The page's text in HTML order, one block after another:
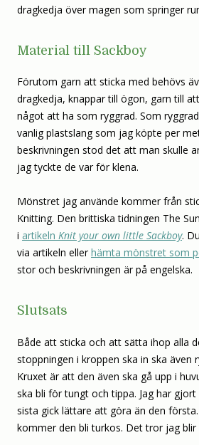
dragkedja över magen som springer
Material till Sackboy
Förutom garn att sticka med behövs
dragkedja, knappar till ögon, garn till
något att ha som ryggrad. Som
vanlig plastslang som jag köpte per
beskrivningen stod det att man skulle
jag tyckte de var för klena.
Mönstret jag använde kommer från
Knitting. Den brittiska tidningen The
i artikeln Knit your own little Sackboy.
via artikeln ellerhämta mönstret som
stor och beskrivningen är på engelska.
Slutsats
Både att sticka och att sätta ihop alla
stoppningen i kroppen ska in ska även
Kruxet är att den även ska gå upp i
ska bli för tungt och tippa. Jag har
sista gick lättare att göra än den
kommer den bli turkos. Det tror jag blir